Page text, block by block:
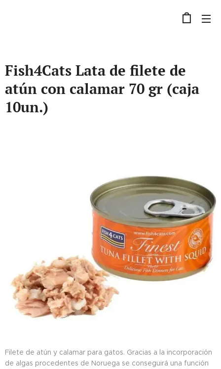
Fish4Cats Lata de filete de
atún con calamar 70 gr (caja
10un.)
Filete de atún y calamar para gatos. Gracias a la incorporación
de algas procedentes de Noruega se conseguirá una función